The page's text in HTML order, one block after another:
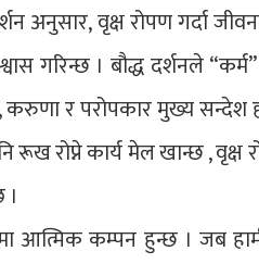
अनुसार, वृक्ष रोपण गर्दा
गरिन्छ । बौद्ध दर्शनले
र परोपकार मुख्य सन्देश
रूख रोप्ने कार्य मेल खान्छ , वृक्ष
आत्मिक कम्पन हुन्छ । जब